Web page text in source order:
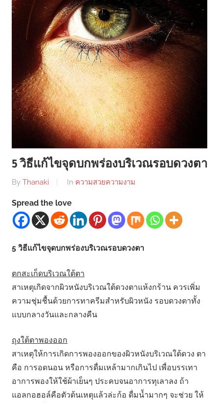
5 วิธีแก้ไขจุดบกพร่องบริเวณรอบดวงตา
By Thanaki In ความสวยความงาม
Spread the love
5 วิธีแก้ไขจุดบกพร่องบริเวณรอบดวงตา
ตกสะเก็ดบริเวณใต้ตา
สาเหตุเกิดจากผิวหนังบริเวณใต้ดวงตาแห้งกร้าน ควรเพิ่ม
ความชุ่มชื้นด้วยการทาครีมสำหรับผิวหนัง รอบดวงตาทั้ง
แบบกลางวันและกลางคืน
ถุงใต้ตาพองออก
สาเหตุให้การเกิดการพองออกของผิวหนังบริเวณใต้ดวง ตา
คือ การอดนอน หรือการดื่มเหล้ามากเกินไป เพื่อบรรเทา
อาการพองให้ใช้ผ้าเย็นๆ ประคบจนอาการทุเลาลง ถ้า
แอลกอฮอล์คือตัวต้นเหตุแล้วล่ะก้อ ดื่มน้ำมากๆ จะช่วย ให้